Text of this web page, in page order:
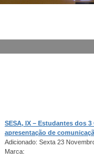
SESA, IX – Estudantes dos
apresentação de
Adicionado: Sexta 23
Marca: